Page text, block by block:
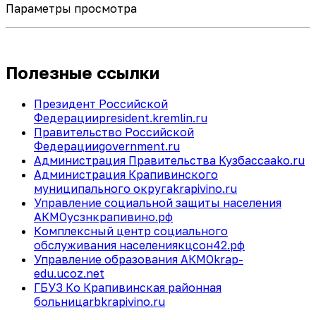
Параметры просмотра
Полезные ссылки
Президент Российской
Федерацииpresident.kremlin.ru
Правительство Российской
Федерацииgovernment.ru
Администрация Правительства Кузбассаako.ru
Администрация Крапивинского
муниципального округаkrapivino.ru
Управление социальной защиты населения
АКМОусзнкрапивино.рф
Комплексный центр социального
обслуживания населениякцсон42.рф
Управление образования АКМОkrap-
edu.ucoz.net
ГБУЗ Ко Крапивинская районная
больницаrbkrapivino.ru